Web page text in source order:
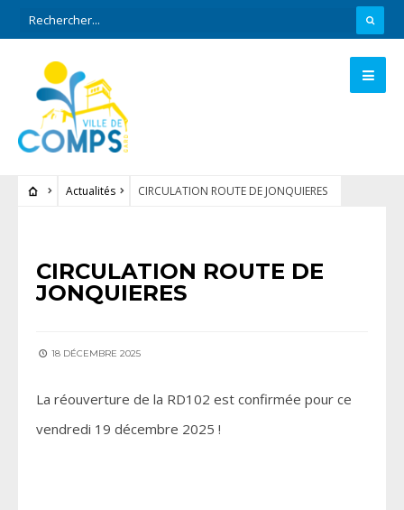
Actualités CIRCULATION ROUTE DE JONQUIERES
CIRCULATION ROUTE DE
JONQUIERES
18 DÉCEMBRE 2025
La réouverture de la RD102 est confirmée pour ce
vendredi 19 décembre 2025 !